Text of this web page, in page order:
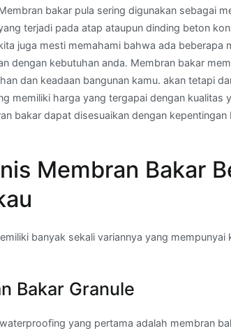
bakar pula sering digunakan sebagai
terjadi pada atap ataupun dinding beton
juga mesti memahami bahwa ada beberapa
dengan kebutuhan anda. Membran bakar
dan keadaan bangunan kamu. akan tetapi
memiliki harga yang tergapai dengan kualitas
bakar dapat disesuaikan dengan
Membran Bakar
banyak sekali variannya yang
Bakar Granule
yang pertama adalah membran